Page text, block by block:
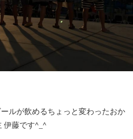
ルが飲めるちょっと変わったおか
伊藤です^_^